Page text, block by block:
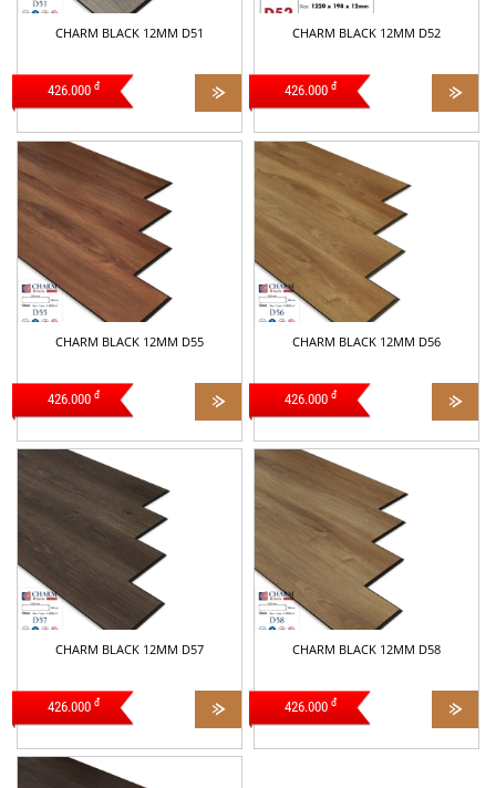
CHARM BLACK 12MM D51
426.000 đ
CHARM BLACK 12MM D52
426.000 đ
CHARM BLACK 12MM D55
426.000 đ
CHARM BLACK 12MM D56
426.000 đ
CHARM BLACK 12MM D57
426.000 đ
CHARM BLACK 12MM D58
426.000 đ